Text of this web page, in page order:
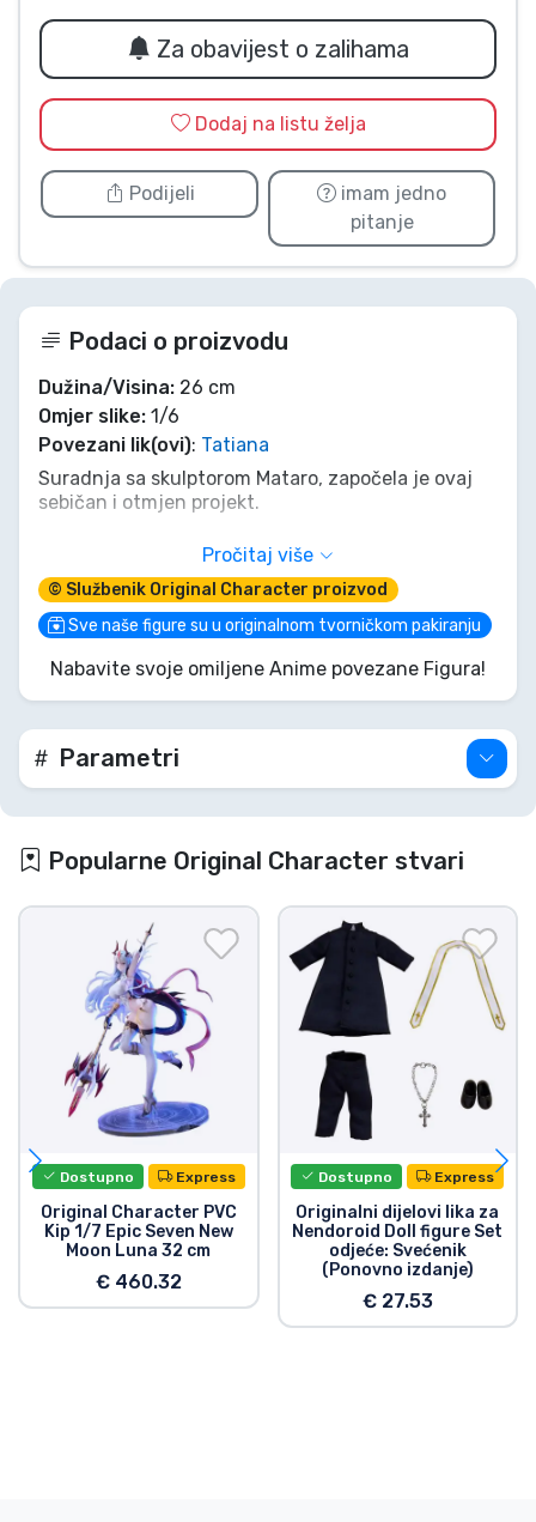
Za obavijest o zalihama
Dodaj na listu želja
Podijeli
imam jedno
pitanje
Podaci o proizvodu
Dužina/Visina: 26 cm
Omjer slike: 1/6
Povezani lik(ovi): Tatiana
Suradnja sa skulptorom Mataro, započela je ovaj
sebičan i otmjen projekt.
U ovom prvom izdanju, predstavljamo suradnju sa
skulptorom Deira, specijaliziranim za "meke, ali
teške" oppai.
Provokativan osmijeh! Oblo tijelo koje zrači
samopouzdanjem i mirom!!
S tim primamljivim stražnjim krajem i prkosnim
smiješkom, Titiana definitivno traži da je se
ispravi!!
Pročitaj više
© Službenik Original Character proizvod
Sve naše figure su u originalnom tvorničkom pakiranju
Nabavite svoje omiljene Anime povezane Figura!
Parametri
Popularne Original Character stvari
Dostupno Express
Original Character PVC
Kip 1/7 Epic Seven New
Moon Luna 32 cm
€ 460.32
Dostupno Express
Originalni dijelovi lika za
Nendoroid Doll figure Set
odjeće: Svećenik
(Ponovno izdanje)
€ 27.53